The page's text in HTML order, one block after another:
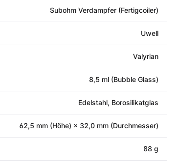
Subohm Verdampfer (Fertigcoiler)
Uwell
Valyrian
8,5 ml (Bubble Glass)
Edelstahl, Borosilikatglas
62,5 mm (Höhe) × 32,0 mm (Durchmesser)
88 g